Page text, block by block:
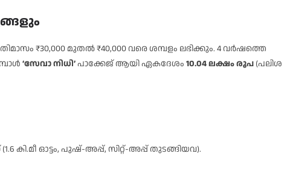
₹30,000 മുതൽ ₹40,000 വരെ ശമ്പളം ലഭിക്കും. 4 വർഷത്തെ
‘സേവാ നിധി’പാക്കേജ് ആയി ഏകദേശം 10.04 ലക്ഷം രൂപ (പലിശ
(1.6 കി.മീ ഓട്ടം, പുഷ്-അപ്പ്, സിറ്റ്-അപ്പ് തുടങ്ങിയവ).